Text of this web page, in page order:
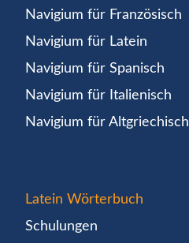
Navigium für Französisch
Navigium für Latein
Navigium für Spanisch
Navigium für Italienisch
Navigium für Altgriechisch
Latein Wörterbuch
Schulungen